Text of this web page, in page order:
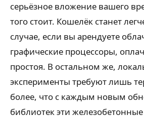
серьёзное вложение вашего
того стоит. Кошелёк станет
случае, если вы арендуете
графические процессоры,
простоя. В остальном же,
эксперименты требуют лишь
более, что с каждым новым
библиотек эти